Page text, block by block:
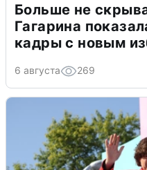
Больше не
Гагарина
кадры с новым
6 августа 269